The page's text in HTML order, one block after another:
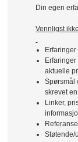
Din egen
Vennligst
Erfaringer
aktuelle
Spørsmål
skrevet
Linker,
Støtende/